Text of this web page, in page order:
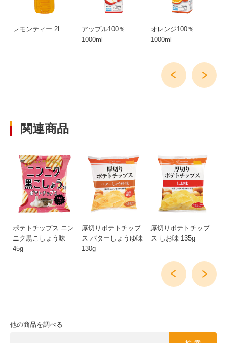
レモンティー 2L
アップル100％
1000ml
オレンジ100％
1000ml
関連商品
ポテトチップス ニン
ニク黒こしょう味
45g
厚切りポテトチップ
ス バターしょうゆ味
130g
厚切りポテトチップ
ス しお味 135g
他の商品を調べる